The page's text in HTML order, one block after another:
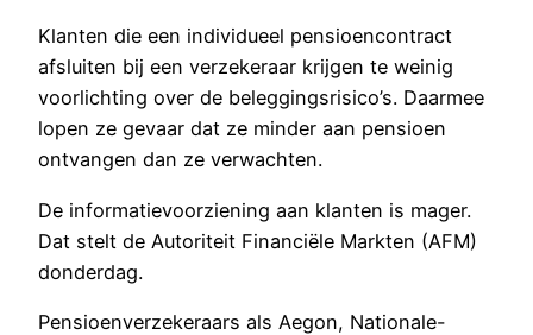
Klanten die een individueel pensioencontract
afsluiten bij een verzekeraar krijgen te weinig
voorlichting over de beleggingsrisico’s. Daarmee
lopen ze gevaar dat ze minder aan pensioen
ontvangen dan ze verwachten.
De informatievoorziening aan klanten is mager.
Dat stelt de Autoriteit Financiële Markten (AFM)
donderdag.
Pensioenverzekeraars als Aegon, Nationale-